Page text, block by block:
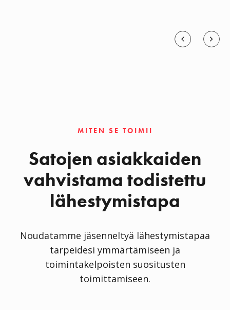
MITEN SE TOIMII
Satojen asiakkaiden
vahvistama todistettu
lähestymistapa
Noudatamme jäsenneltyä lähestymistapaa
tarpeidesi ymmärtämiseen ja
toimintakelpoisten suositusten
toimittamiseen.